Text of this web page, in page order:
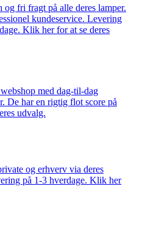
fri fragt på alle deres lamper.
kundeservice. Levering
Klik her for at se deres
med dag-til-dag
De har en rigtig flot score på
udvalg.
og erhverv via deres
på 1-3 hverdage. Klik her